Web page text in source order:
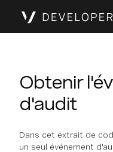
Obtenir
d'audit
Dans cet extrait de
un seul événement